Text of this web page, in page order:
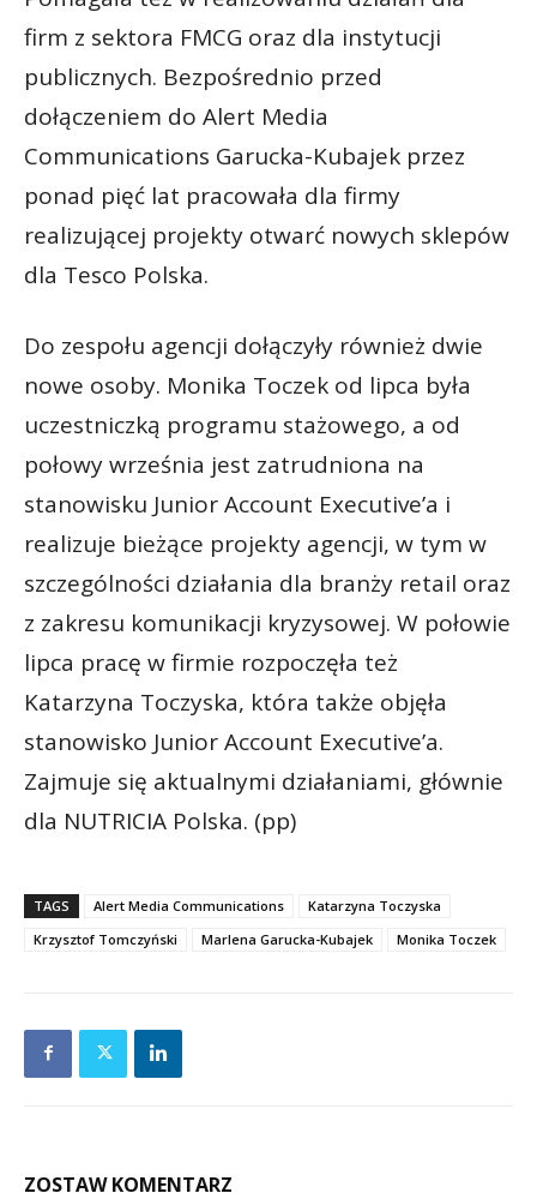
firm z sektora FMCG oraz dla instytucji
publicznych. Bezpośrednio przed
dołączeniem do Alert Media
Communications Garucka-Kubajek przez
ponad pięć lat pracowała dla firmy
realizującej projekty otwarć nowych sklepów
dla Tesco Polska.
Do zespołu agencji dołączyły również dwie
nowe osoby. Monika Toczek od lipca była
uczestniczką programu stażowego, a od
połowy września jest zatrudniona na
stanowisku Junior Account Executive’a i
realizuje bieżące projekty agencji, w tym w
szczególności działania dla branży retail oraz
z zakresu komunikacji kryzysowej. W połowie
lipca pracę w firmie rozpoczęła też
Katarzyna Toczyska, która także objęła
stanowisko Junior Account Executive’a.
Zajmuje się aktualnymi działaniami, głównie
dla NUTRICIA Polska. (pp)
TAGS Alert Media Communications
Katarzyna Toczyska
Krzysztof Tomczyński
Marlena Garucka-Kubajek Monika Toczek
ZOSTAW KOMENTARZ